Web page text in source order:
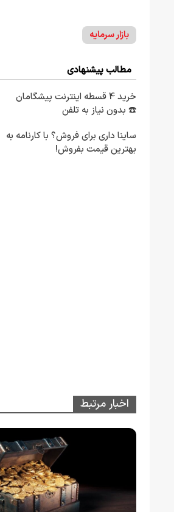
بازار سرمایه
مطالب پیشنهادی
خرید 4 قسطه اینترنت پیشگامان
☎️ بدون نیاز به تلفن
ساینا داری برای فروش؟ با کارنامه به
بهترین قیمت بفروش!
اخبار مرتبط